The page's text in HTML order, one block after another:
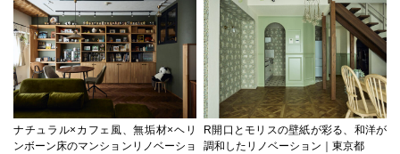
ナチュラル×カフェ風、無垢材×ヘリ
ンボーン床のマンションリノベーショ
R開口とモリスの壁紙が彩る、和洋が
調和したリノベーション｜東京都